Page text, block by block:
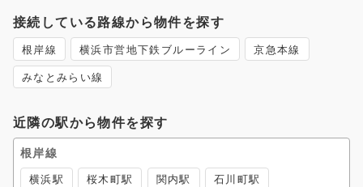
接続している路線から物件を探す
根岸線 横浜市営地下鉄ブルーライン 京急本線
みなとみらい線
近隣の駅から物件を探す
根岸線
横浜駅 桜木町駅 関内駅 石川町駅